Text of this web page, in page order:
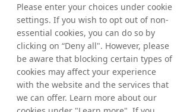
Plus d'informations peuvent être trouvées
www.tradedoubler.com
Download the English Press Release
Download the Swedish Press Release
Please enter your choices under cookie
settings. If you wish to opt out of non-
essential cookies, you can do so by
clicking on “Deny all". However, please
be aware that blocking certain types of
cookies may affect your experience
with the website and the services that
we can offer. Learn more about our